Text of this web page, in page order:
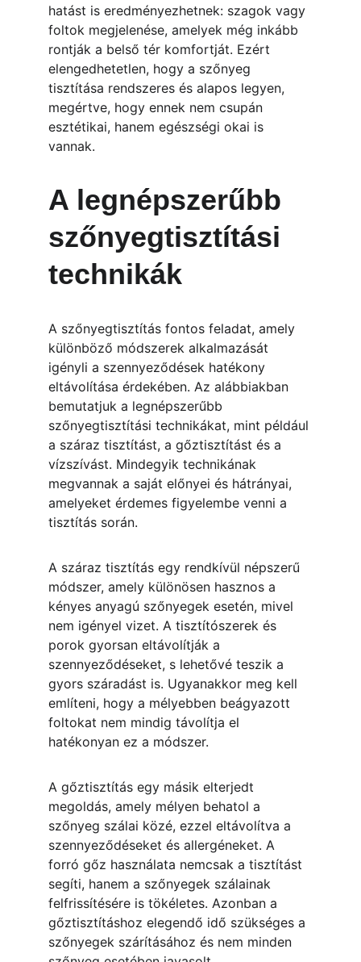
hatást is eredményezhetnek: szagok vagy
foltok megjelenése, amelyek még inkább
rontják a belső tér komfortját. Ezért
elengedhetetlen, hogy a szőnyeg
tisztítása rendszeres és alapos legyen,
megértve, hogy ennek nem csupán
esztétikai, hanem egészségi okai is
vannak.
A legnépszerűbb
szőnyegtisztítási
technikák
A szőnyegtisztítás fontos feladat, amely
különböző módszerek alkalmazását
igényli a szennyeződések hatékony
eltávolítása érdekében. Az alábbiakban
bemutatjuk a legnépszerűbb
szőnyegtisztítási technikákat, mint például
a száraz tisztítást, a gőztisztítást és a
vízszívást. Mindegyik technikának
megvannak a saját előnyei és hátrányai,
amelyeket érdemes figyelembe venni a
tisztítás során.
A száraz tisztítás egy rendkívül népszerű
módszer, amely különösen hasznos a
kényes anyagú szőnyegek esetén, mivel
nem igényel vizet. A tisztítószerek és
porok gyorsan eltávolítják a
szennyeződéseket, s lehetővé teszik a
gyors száradást is. Ugyanakkor meg kell
említeni, hogy a mélyebben beágyazott
foltokat nem mindig távolítja el
hatékonyan ez a módszer.
A gőztisztítás egy másik elterjedt
megoldás, amely mélyen behatol a
szőnyeg szálai közé, ezzel eltávolítva a
szennyeződéseket és allergéneket. A
forró gőz használata nemcsak a tisztítást
segíti, hanem a szőnyegek szálainak
felfrissítésére is tökéletes. Azonban a
gőztisztításhoz elegendő idő szükséges a
szőnyegek szárításához és nem minden